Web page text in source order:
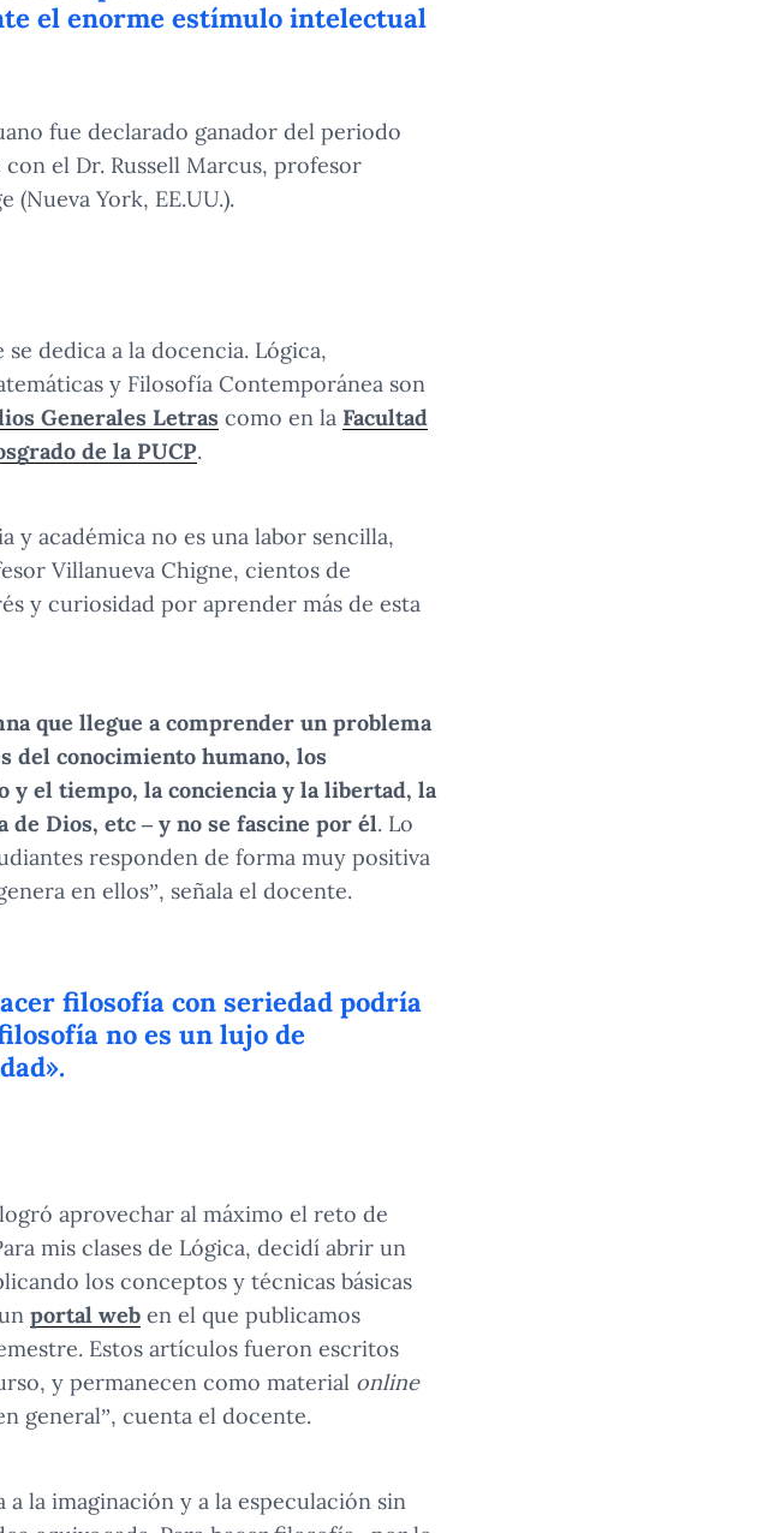
el enorme estímulo intelectual
fue declarado ganador del periodo
el Dr. Russell Marcus, profesor
York, EE.UU.).
dedica a la docencia. Lógica,
y Filosofía Contemporánea son
Generales Letras como en la Facultad
de la PUCP.
y académica no es una labor sencilla,
Villanueva Chigne, cientos de
y curiosidad por aprender más de esta
que llegue a comprender un problema
del conocimiento humano, los
y el tiempo, la conciencia y la libertad, la
Dios, etc – y no se fascine por él. Lo
responden de forma muy positiva
en ellos”, señala el docente.
filosofía con seriedad podría
no es un lujo de
aprovechar al máximo el reto de
mis clases de Lógica, decidí abrir un
los conceptos y técnicas básicas
portal web en el que publicamos
Estos artículos fueron escritos
y permanecen como material online
general”, cuenta el docente.
la imaginación y a la especulación sin